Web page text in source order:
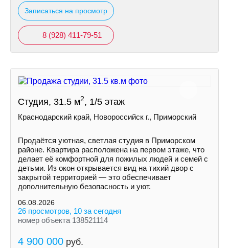
Записаться на просмотр
8 (928) 411-79-51
Студия, 31.5 м2, 1/5 этаж
Краснодарский край, Новороссийск г., Приморский
Продаётся уютная, светлая студия в Приморском
районе. Квартира расположена на первом этаже, что
делает её комфортной для пожилых людей и семей с
детьми. Из окон открывается вид на тихий двор с
закрытой территорией — это обеспечивает
дополнительную безопасность и уют.
06.08.2026
26 просмотров, 10 за сегодня
номер объекта 138521114
4 900 000 руб.